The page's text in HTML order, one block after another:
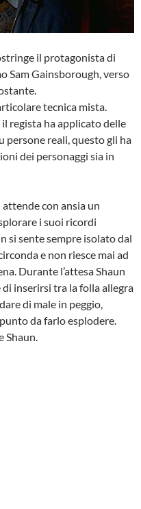
il protagonista di
Sam Gainsborough, verso
tecnica mista.
regista ha applicato delle
persone reali, questo gli ha
dei personaggi sia in
con ansia un
i suoi ricordi
si sente sempre isolato dal
e non riesce mai ad
Durante l’attesa Shaun
inserirsi tra la folla allegra
di male in peggio,
da farlo esplodere.
Shaun.